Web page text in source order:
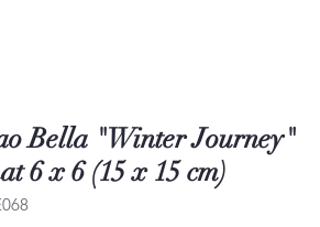
Bella "Winter Journey"
6 x 6 (15 x 15 cm)